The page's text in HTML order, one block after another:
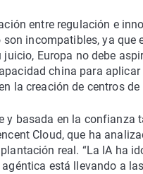
entre regulación e
incompatibles, ya
Europa no debe
china para
la creación de centros de
y basada en la confianza
Cloud, que ha
real. “La IA ha
está llevando a